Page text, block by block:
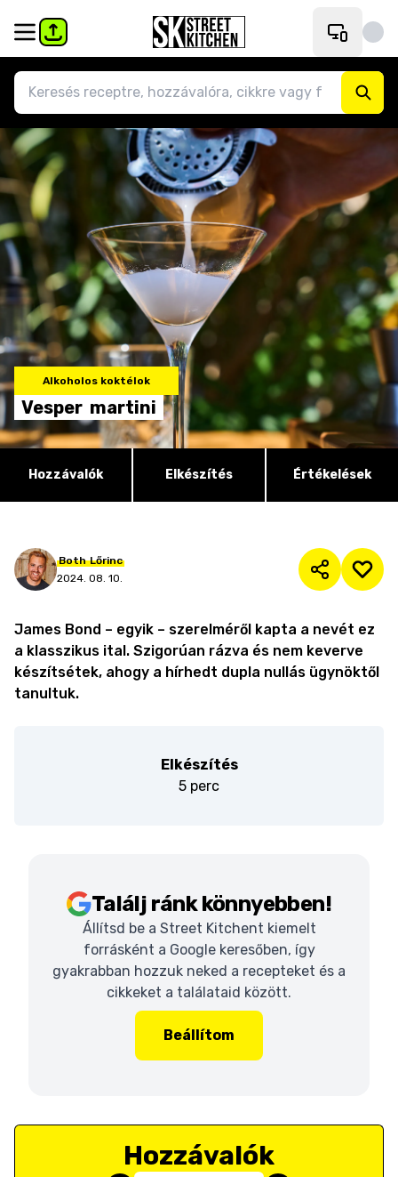
Alkoholos koktélok
Vesper martini
Hozzávalók Elkészítés Értékelések
Both Lőrinc
2024. 08. 10.
James Bond – egyik – szerelméről kapta a nevét ez
a klasszikus ital. Szigorúan rázva és nem keverve
készítsétek, ahogy a hírhedt dupla nullás ügynöktől
tanultuk.
Elkészítés
5 perc
Találj ránk könnyebben!
Állítsd be a Street Kitchent kiemelt
forrásként a Google keresőben, így
gyakrabban hozzuk neked a recepteket és a
cikkeket a találataid között.
Beállítom
Hozzávalók